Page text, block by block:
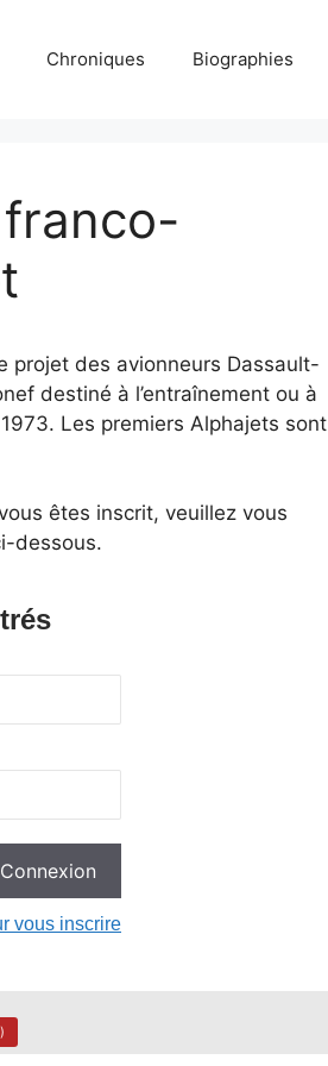
Chroniques Biographies
projet des avionneurs Dassault-
destiné à l’entraînement ou à
Les premiers Alphajets sont
êtes inscrit, veuillez vous
dessous.
vous inscrire